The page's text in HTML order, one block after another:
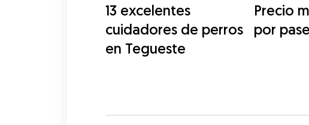
13 excelentes
cuidadores de perros
en Tegueste
Precio
por